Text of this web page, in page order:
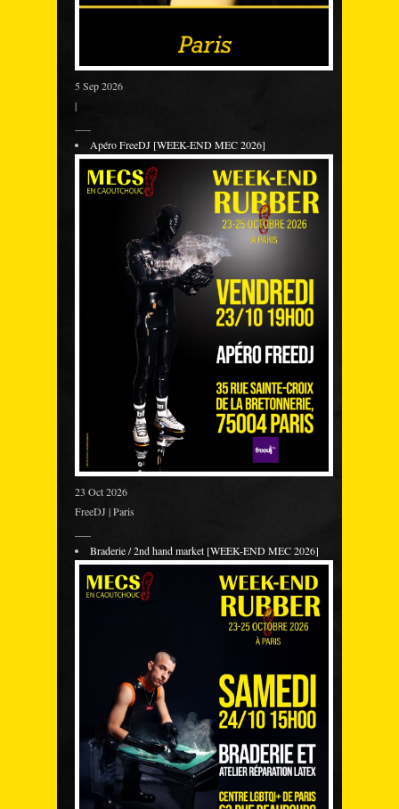
5 Sep 2026
|
Apéro FreeDJ [WEEK-END MEC 2026]
23 Oct 2026
FreeDJ | Paris
Braderie / 2nd hand market [WEEK-END MEC 2026]